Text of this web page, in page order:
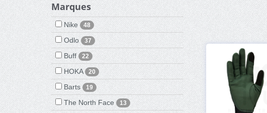
Marques
Nike 48
Odlo 37
Buff 22
HOKA 20
Barts 19
The North Face 13